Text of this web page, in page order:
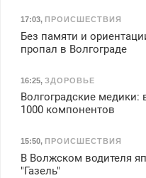
17:03, ПРОИСШЕСТВИЯ
Без памяти и
пропал в Волгограде
16:25, ЗДОРОВЬЕ
Волгоградские медики:
1000 компонентов
15:50, ПРОИСШЕСТВИЯ
В Волжском водителя
"Газель"